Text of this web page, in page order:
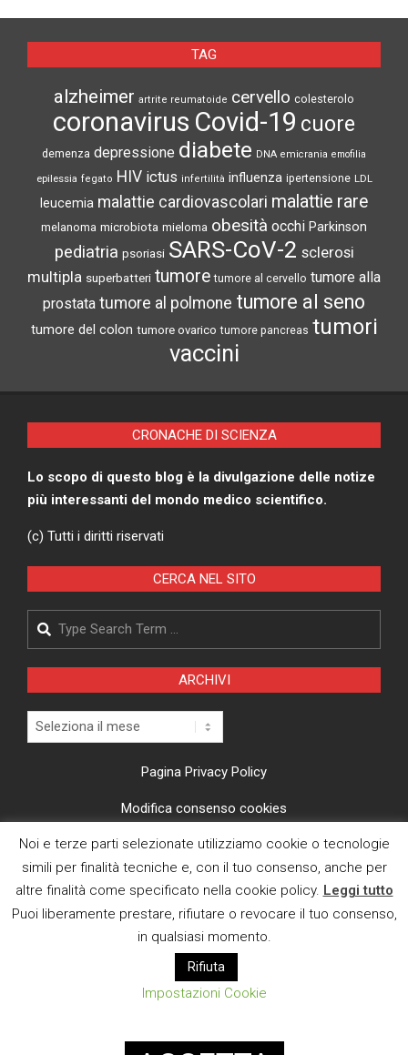
TAG
alzheimer artrite reumatoide cervello colesterolo
coronavirus Covid-19 cuore
demenza depressione diabete DNA emicrania emofilia
epilessia fegato HIV ictus infertilità influenza ipertensione LDL
leucemia malattie cardiovascolari malattie rare
melanoma microbiota mieloma obesità occhi Parkinson
pediatria psoriasi SARS-CoV-2 sclerosi
multipla superbatteri tumore tumore al cervello tumore alla
prostata tumore al polmone tumore al seno
tumore del colon tumore ovarico tumore pancreas tumori
vaccini
CRONACHE DI SCIENZA
Lo scopo di questo blog è la divulgazione delle notize
più interessanti del mondo medico scientifico.
(c) Tutti i diritti riservati
CERCA NEL SITO
Search
ARCHIVI
Archivi
Pagina Privacy Policy
Modifica consenso cookies
CI TROVI ANCHE SU
E MAIL
Designed usingMagazine News Byte. Powered by
Noi e terze parti selezionate utilizziamo cookie o tecnologie
simili per finalità tecniche e, con il tuo consenso, anche per
altre finalità come specificato nella cookie policy. Leggi tutto
Puoi liberamente prestare, rifiutare o revocare il tuo consenso,
in qualsiasi momento.
Rifiuta
Impostazioni Cookie